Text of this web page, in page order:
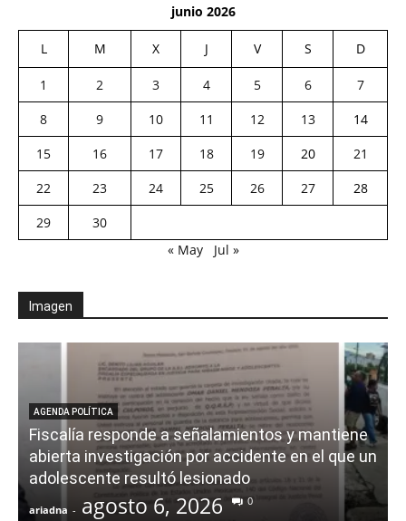
junio 2026
L M X J V S D
1 2 3 4 5 6
7
8
9 10 11 12 13
14
15
16 17 18 19 20
21
22
23 24 25 26 27
28
29
30
« May
Jul »
Imagen
AGENDA POLÍTICA
Fiscalía responde a señalamientos y mantiene
abierta investigación por accidente en el que un
adolescente resultó lesionado
ariadna - agosto 6, 2026 0